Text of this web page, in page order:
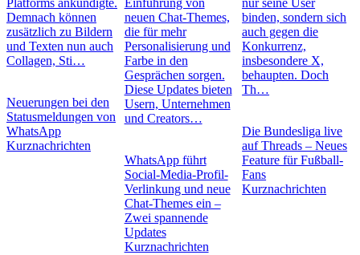
Platforms ankündigte.
Demnach können
zusätzlich zu Bildern
und Texten nun auch
Collagen, Sti…
Neuerungen bei den
Statusmeldungen von
WhatsApp
Kurznachrichten
Einführung von
neuen Chat-Themes,
die für mehr
Personalisierung und
Farbe in den
Gesprächen sorgen.
Diese Updates bieten
Usern, Unternehmen
und Creators…
WhatsApp führt
Social-Media-Profil-
Verlinkung und neue
Chat-Themes ein –
Zwei spannende
Updates
Kurznachrichten
nur seine User
binden, sondern sich
auch gegen die
Konkurrenz,
insbesondere X,
behaupten. Doch
Th…
Die Bundesliga live
auf Threads – Neues
Feature für Fußball-
Fans
Kurznachrichten